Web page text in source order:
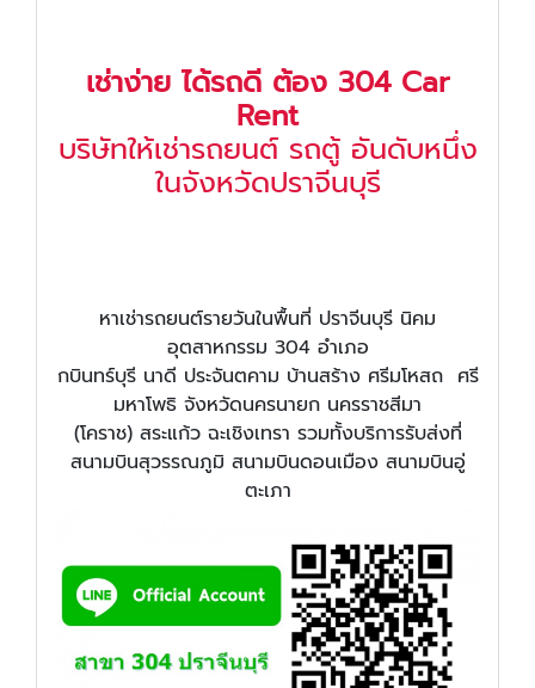
เช่าง่าย ได้รถดี ต้อง 304 Car
Rent
บริษัทให้เช่ารถยนต์ รถตู้ อันดับหนึ่ง
ในจังหวัดปราจีนบุรี
หาเช่ารถยนต์รายวันในพื้นที่ ปราจีนบุรี นิคม
อุตสาหกรรม 304 อำเภอ
กบินทร์บุรี นาดี ประจันตคาม บ้านสร้าง ศรีมโหสถ ศรี
มหาโพธิ จังหวัดนครนายก นครราชสีมา
(โคราช) สระแก้ว ฉะเชิงเทรา รวมทั้งบริการรับส่งที่
สนามบินสุวรรณภูมิ สนามบินดอนเมือง สนามบินอู่
ตะเภา